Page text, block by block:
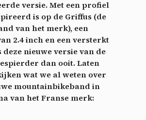
versie. Met een profiel
is op de Griffus (de
van het merk), een
2.4 inch en een versterkt
deze nieuwe versie van de
dan ooit. Laten
wat we al weten over
mountainbikeband in
van het Franse merk: